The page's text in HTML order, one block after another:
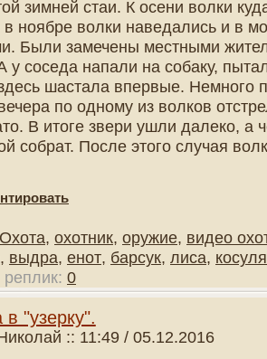
охотятся разными способами, и все
данной охоты, как и многих других
меняет свою рыжеватую шубу, на чисто
к первым числам ноября полностью
охоты снег не выпал, или он был, а
собак не надо, просто нужно знать,
и заяц добывается случайно или
и в неурожайные годы найти